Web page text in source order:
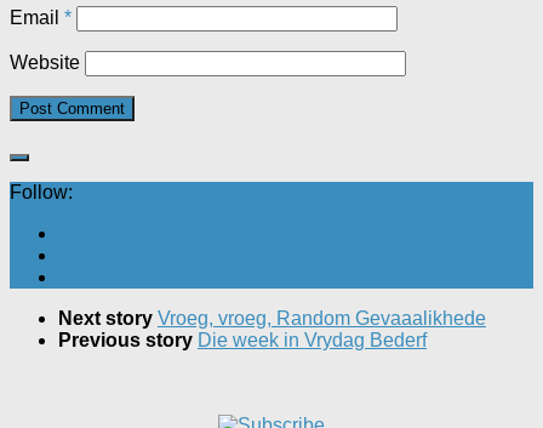
Email *
Website
Follow:
Next story Vroeg, vroeg, Random Gevaaalikhede
Previous story Die week in Vrydag Bederf